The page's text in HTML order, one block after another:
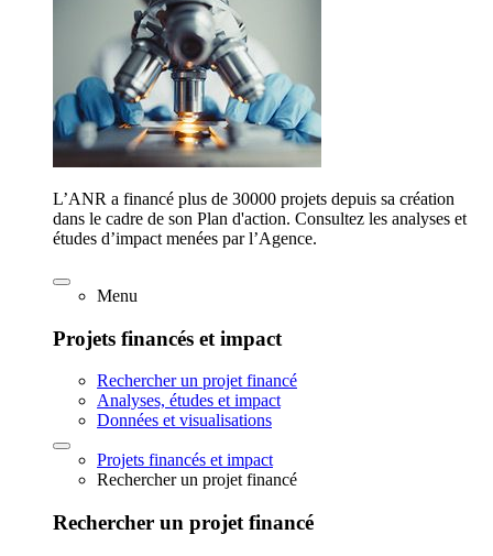
L’ANR a financé plus de 30000 projets depuis sa création
dans le cadre de son Plan d'action. Consultez les analyses et
études d’impact menées par l’Agence.
Menu
Projets financés et impact
Rechercher un projet financé
Analyses, études et impact
Données et visualisations
Projets financés et impact
Rechercher un projet financé
Rechercher un projet financé